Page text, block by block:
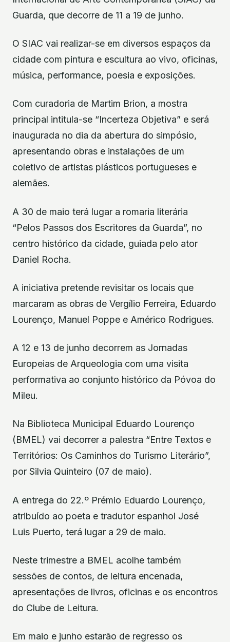
Guarda, que decorre de 11 a 19 de junho.
O SIAC vai realizar-se em diversos espaços da
cidade com pintura e escultura ao vivo, oficinas,
música, performance, poesia e exposições.
Com curadoria de Martim Brion, a mostra
principal intitula-se “Incerteza Objetiva” e será
inaugurada no dia da abertura do simpósio,
apresentando obras e instalações de um
coletivo de artistas plásticos portugueses e
alemães.
A 30 de maio terá lugar a romaria literária
“Pelos Passos dos Escritores da Guarda”, no
centro histórico da cidade, guiada pelo ator
Daniel Rocha.
A iniciativa pretende revisitar os locais que
marcaram as obras de Vergílio Ferreira, Eduardo
Lourenço, Manuel Poppe e Américo Rodrigues.
A 12 e 13 de junho decorrem as Jornadas
Europeias de Arqueologia com uma visita
performativa ao conjunto histórico da Póvoa do
Mileu.
Na Biblioteca Municipal Eduardo Lourenço
(BMEL) vai decorrer a palestra “Entre Textos e
Territórios: Os Caminhos do Turismo Literário”,
por Silvia Quinteiro (07 de maio).
A entrega do 22.º Prémio Eduardo Lourenço,
atribuído ao poeta e tradutor espanhol José
Luis Puerto, terá lugar a 29 de maio.
Neste trimestre a BMEL acolhe também
sessões de contos, de leitura encenada,
apresentações de livros, oficinas e os encontros
do Clube de Leitura.
Em maio e junho estarão de regresso os